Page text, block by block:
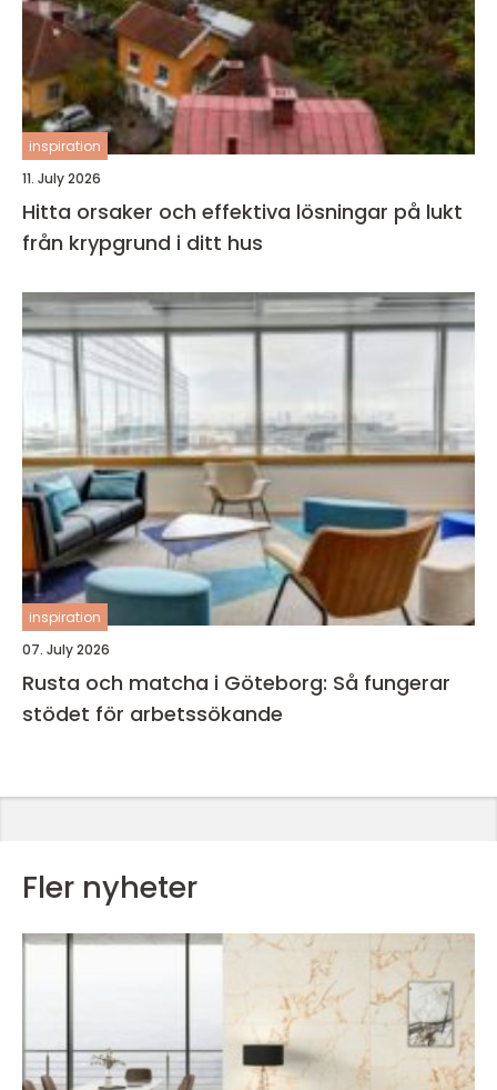
inspiration
11. July 2026
Hitta orsaker och effektiva lösningar på lukt
från krypgrund i ditt hus
inspiration
07. July 2026
Rusta och matcha i Göteborg: Så fungerar
stödet för arbetssökande
Fler nyheter